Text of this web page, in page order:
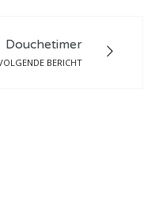
Douchetimer
BERICHT